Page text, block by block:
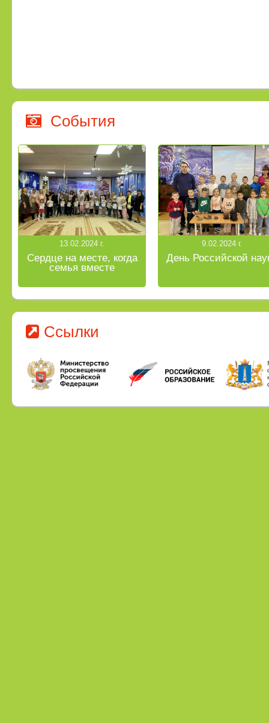
События
13.02.2024 г.
Сердце на месте, когда
семья вместе
9.02.2024 г.
День Российской
Ссылки